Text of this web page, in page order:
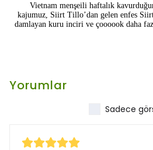
Vietnam menşeili haftalık
kajumuz, Siirt Tillo’dan gelen enfes Siirt
damlayan kuru inciri ve çoooook daha
Yorumlar
Sadece